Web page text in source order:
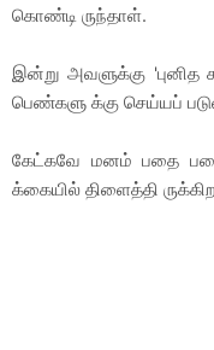
கொண்டி ருந்தாள்.
இன்று அவளுக்கு 'புனித
பெண்களு க்கு செய்யப்
கேட்கவே மனம் பதை
க்கையில் திளைத்தி